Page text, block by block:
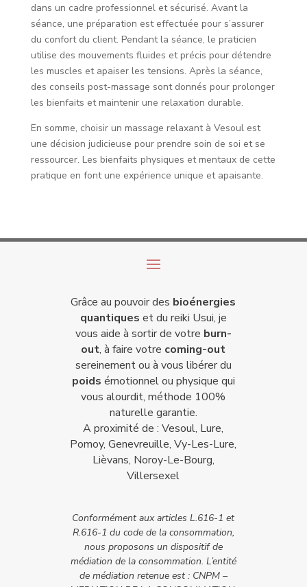
dans un cadre professionnel et sécurisé. Avant la
séance, une préparation est effectuée pour s’assurer
du confort du client. Pendant la séance, le praticien
utilise des mouvements fluides et précis pour détendre
les muscles et apaiser les tensions. Après la séance,
des conseils post-massage sont donnés pour prolonger
les bienfaits et maintenir une relaxation durable.
En somme, choisir un massage relaxant à Vesoul est
une décision judicieuse pour prendre soin de soi et se
ressourcer. Les bienfaits physiques et mentaux de cette
pratique en font une expérience unique et apaisante.
Grâce au pouvoir des bioénergies
quantiques et du reiki Usui, je
vous aide à sortir de votre burn-
out, à faire votre coming-out
sereinement ou à vous libérer du
poids émotionnel ou physique qui
vous alourdit, méthode 100%
naturelle garantie.
A proximité de : Vesoul, Lure,
Pomoy, Genevreuille, Vy-Les-Lure,
Lièvans, Noroy-Le-Bourg,
Villersexel
Conformément aux articles L.616-1 et
R.616-1 du code de la consommation,
nous proposons un dispositif de
médiation de la consommation. L’entité
de médiation retenue est : CNPM –